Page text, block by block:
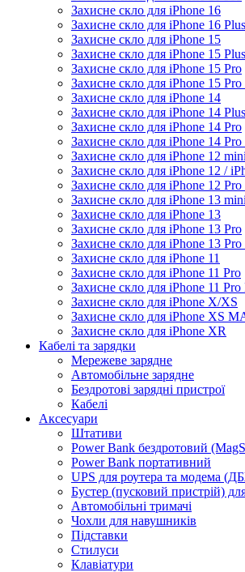
Захисне скло для iPhone 16
Захисне скло для iPhone 16 Plus
Захисне скло для iPhone 15
Захисне скло для iPhone 15 Plus
Захисне скло для iPhone 15 Pro
Захисне скло для iPhone 15
Захисне скло для iPhone 14
Захисне скло для iPhone 14 Plus
Захисне скло для iPhone 14 Pro
Захисне скло для iPhone 14
Захисне скло для iPhone 12 mini
Захисне скло для iPhone 12 /
Захисне скло для iPhone 12
Захисне скло для iPhone 13 mini
Захисне скло для iPhone 13
Захисне скло для iPhone 13 Pro
Захисне скло для iPhone 13
Захисне скло для iPhone 11
Захисне скло для iPhone 11 Pro
Захисне скло для iPhone 11
Захисне скло для iPhone X/XS
Захисне скло для iPhone XS
Захисне скло для iPhone XR
Кабелі та зарядки
Мережеве зарядне
Автомобільне зарядне
Бездротові зарядні пристрої
Кабелі
Аксесуари
Штативи
Power Bank бездротовий
Power Bank портативний
UPS для роутера та модема
Бустер (пусковий пристрій)
Автомобільні тримачі
Чохли для навушників
Підставки
Стилуси
Клавіатури